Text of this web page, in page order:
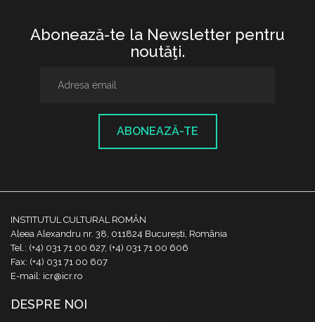
Abonează-te la Newsletter pentru
noutăţi.
ABONEAZĂ-TE
INSTITUTUL CULTURAL ROMÂN
Aleea Alexandru nr. 38, 011824 București, România
Tel.: (+4) 031 71 00 627, (+4) 031 71 00 606
Fax: (+4) 031 71 00 607
E-mail: icr@icr.ro
DESPRE NOI